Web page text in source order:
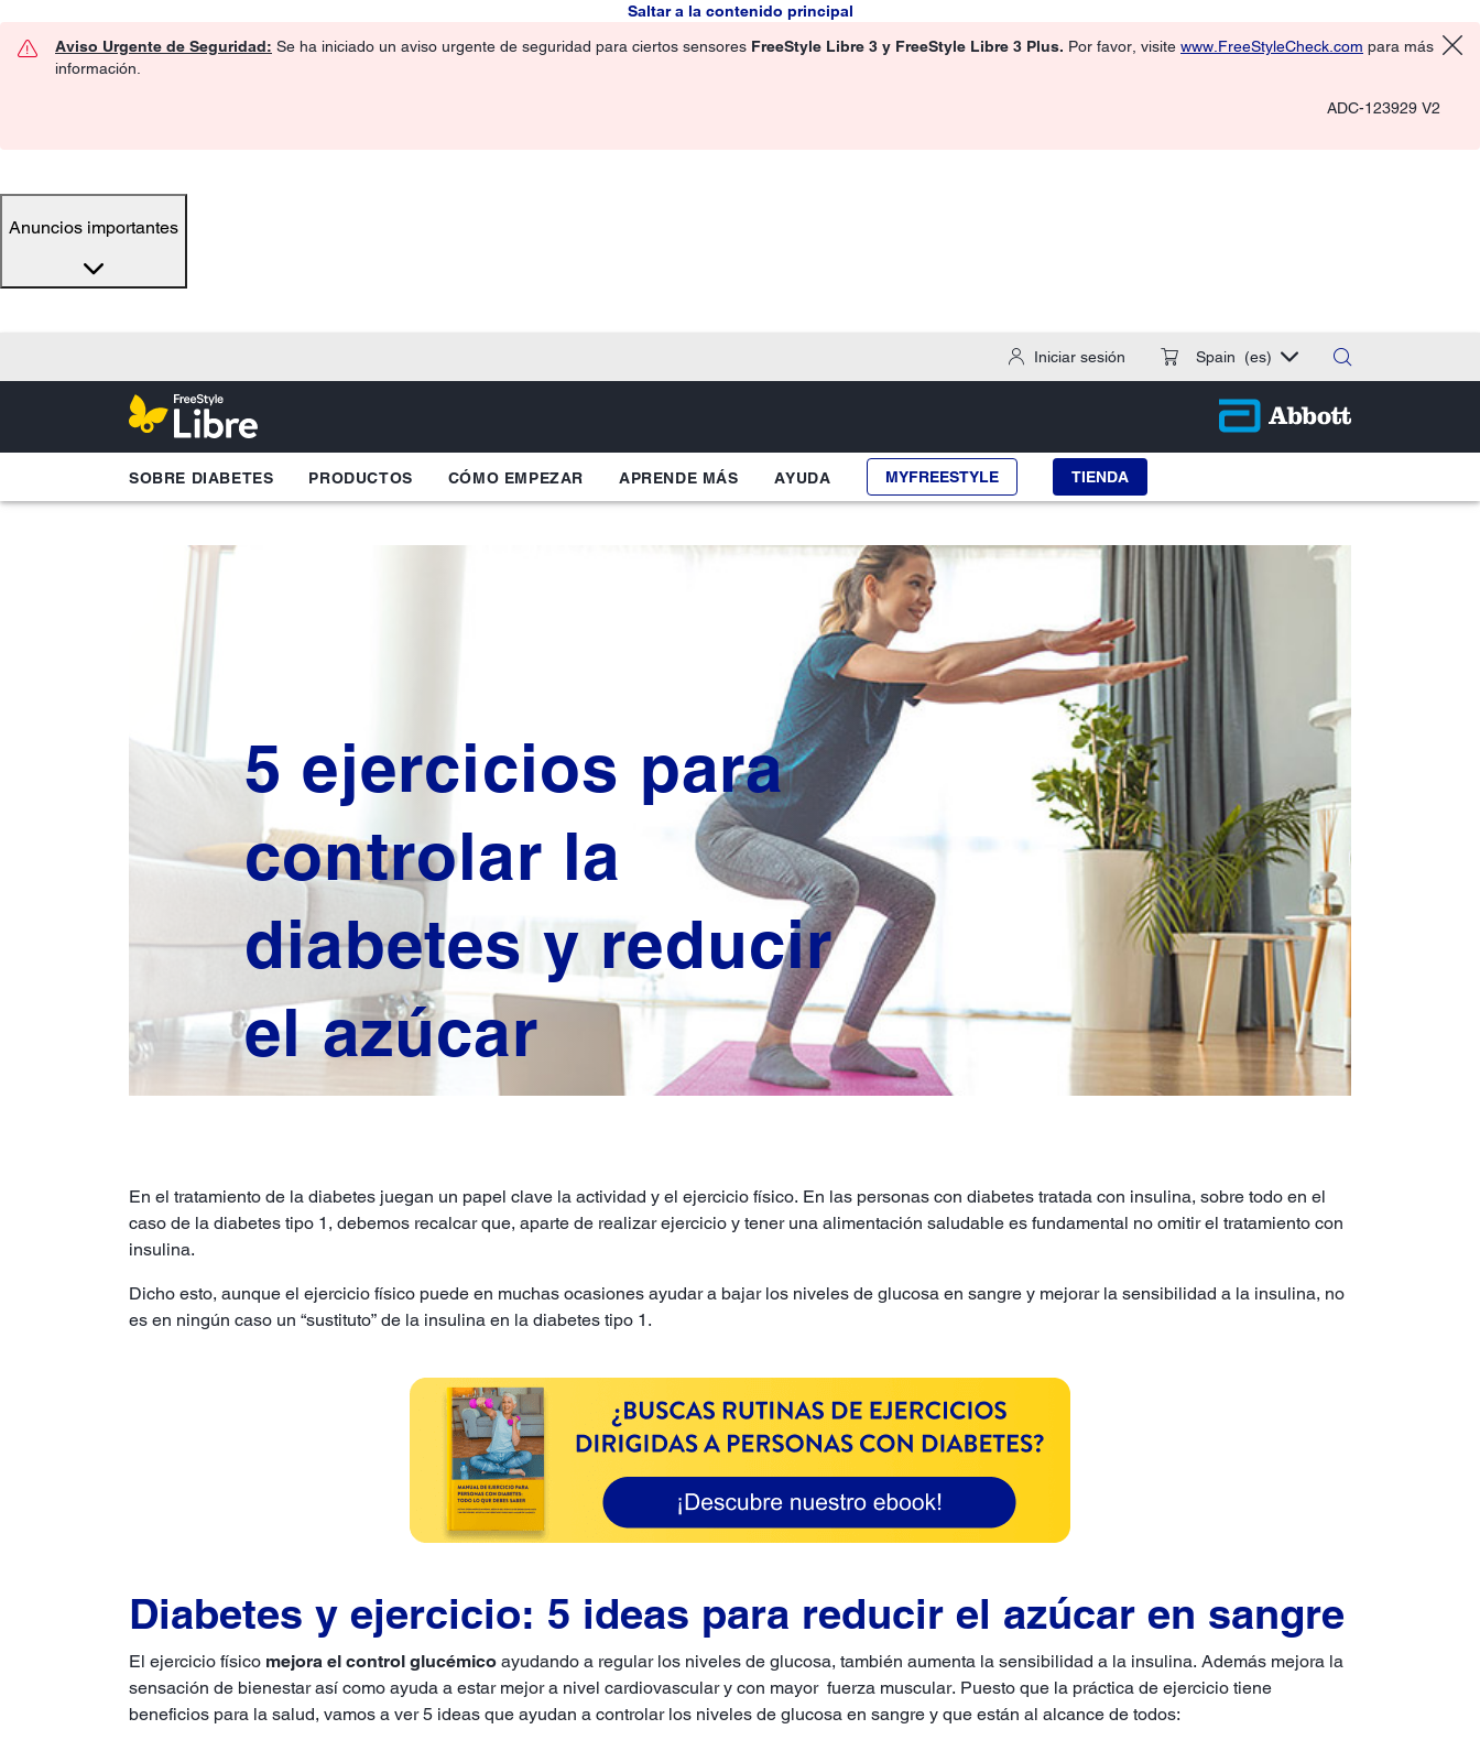
Saltar a la contenido principal
Aviso Urgente de Seguridad: Se ha iniciado un aviso urgente de seguridad para ciertos sensores FreeStyle Libre 3 y FreeStyle Libre 3 Plus. Por favor, visite www.FreeStyleCheck.com para más
información.
ADC-123929 V2
Anuncios importantes
Iniciar sesión Spain (es)
SOBRE DIABETES PRODUCTOS CÓMO EMPEZAR APRENDE MÁS AYUDA MYFREESTYLE TIENDA
5 ejercicios para
controlar la
diabetes y reducir
el azúcar
En el tratamiento de la diabetes juegan un papel clave la actividad y el ejercicio físico. En las personas con diabetes tratada con insulina, sobre todo en el
caso de la diabetes tipo 1, debemos recalcar que, aparte de realizar ejercicio y tener una alimentación saludable es fundamental no omitir el tratamiento con
insulina.
Dicho esto, aunque el ejercicio físico puede en muchas ocasiones ayudar a bajar los niveles de glucosa en sangre y mejorar la sensibilidad a la insulina, no
es en ningún caso un “sustituto” de la insulina en la diabetes tipo 1.
Diabetes y ejercicio: 5 ideas para reducir el azúcar en sangre
El ejercicio físico mejora el control glucémico ayudando a regular los niveles de glucosa, también aumenta la sensibilidad a la insulina. Además mejora la
sensación de bienestar así como ayuda a estar mejor a nivel cardiovascular y con mayor fuerza muscular. Puesto que la práctica de ejercicio tiene
beneficios para la salud, vamos a ver 5 ideas que ayudan a controlar los niveles de glucosa en sangre y que están al alcance de todos: